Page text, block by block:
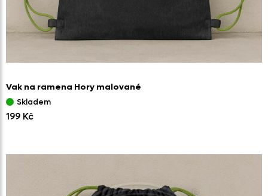
Vak na ramena Hory malované
Skladem
199 Kč